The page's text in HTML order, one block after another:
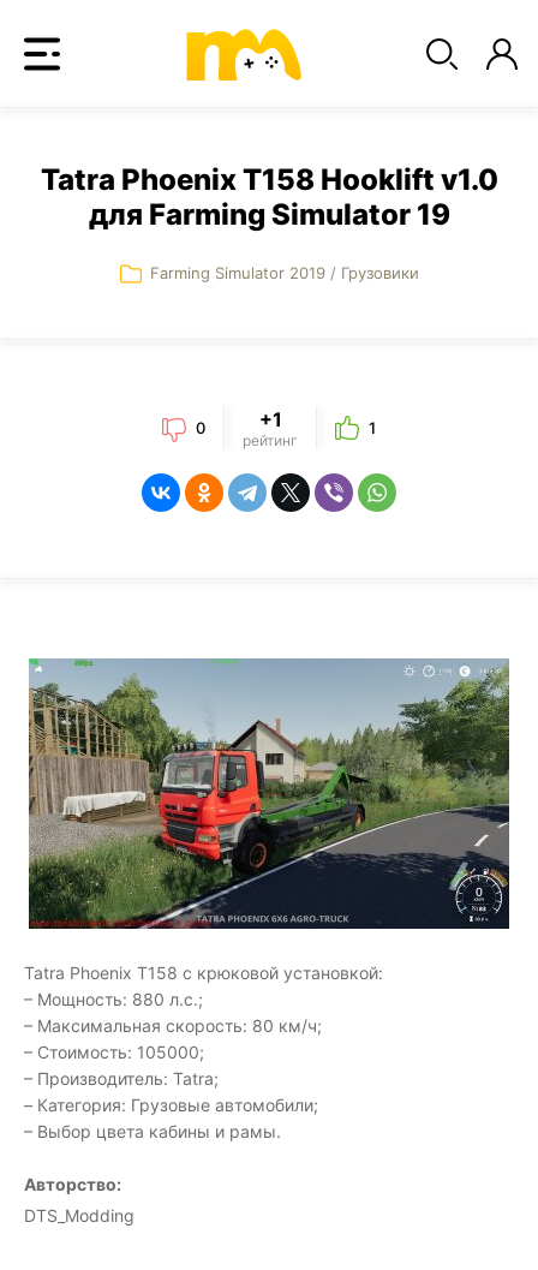
Tatra Phoenix T158 Hooklift v1.0
для Farming Simulator 19
Farming Simulator 2019 / Грузовики
0 +1
рейтинг
1
Tatra Phoenix T158 с крюковой установкой:
– Мощность: 880 л.с.;
– Максимальная скорость: 80 км/ч;
– Стоимость: 105000;
– Производитель: Tatra;
– Категория: Грузовые автомобили;
– Выбор цвета кабины и рамы.
Авторство:
DTS_Modding